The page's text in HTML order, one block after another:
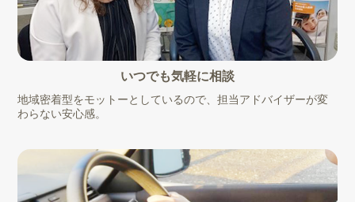
いつでも気軽に相談
地域密着型をモットーとしているので、担当アドバイザーが変
わらない安心感。